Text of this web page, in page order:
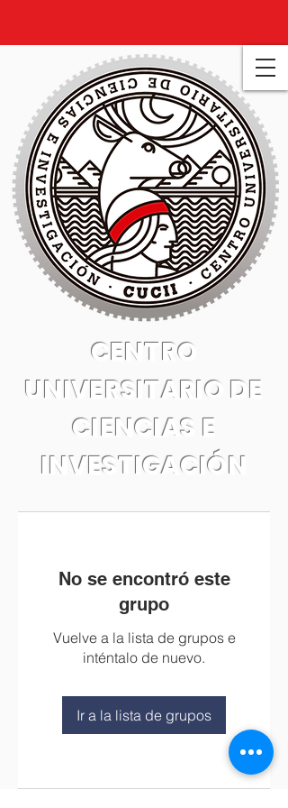
CENTRO
UNIVERSITARIO DE
CIENCIAS E
INVESTIGACIÓN
No se encontró este
grupo
Vuelve a la lista de grupos e
inténtalo de nuevo.
Ir a la lista de grupos